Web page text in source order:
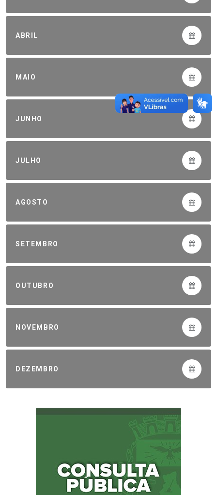
ABRIL
MAIO
JUNHO
JULHO
AGOSTO
SETEMBRO
OUTUBRO
NOVEMBRO
DEZEMBRO